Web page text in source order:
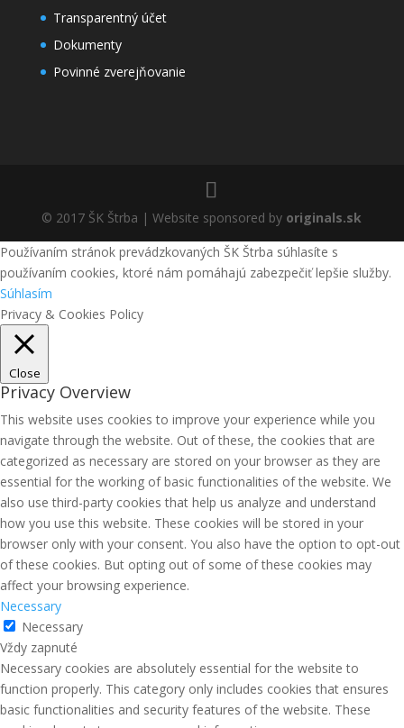
Transparentný účet
Dokumenty
Povinné zverejňovanie
© 2017 ŠK Štrba | Website sponsored by originals.sk
Používaním stránok prevádzkovaných ŠK Štrba súhlasíte s
používaním cookies, ktoré nám pomáhajú zabezpečiť lepšie služby.
Súhlasím
Privacy & Cookies Policy
Close
Privacy Overview
This website uses cookies to improve your experience while you
navigate through the website. Out of these, the cookies that are
categorized as necessary are stored on your browser as they are
essential for the working of basic functionalities of the website. We
also use third-party cookies that help us analyze and understand
how you use this website. These cookies will be stored in your
browser only with your consent. You also have the option to opt-out
of these cookies. But opting out of some of these cookies may
affect your browsing experience.
Necessary
Necessary
Vždy zapnuté
Necessary cookies are absolutely essential for the website to
function properly. This category only includes cookies that ensures
basic functionalities and security features of the website. These